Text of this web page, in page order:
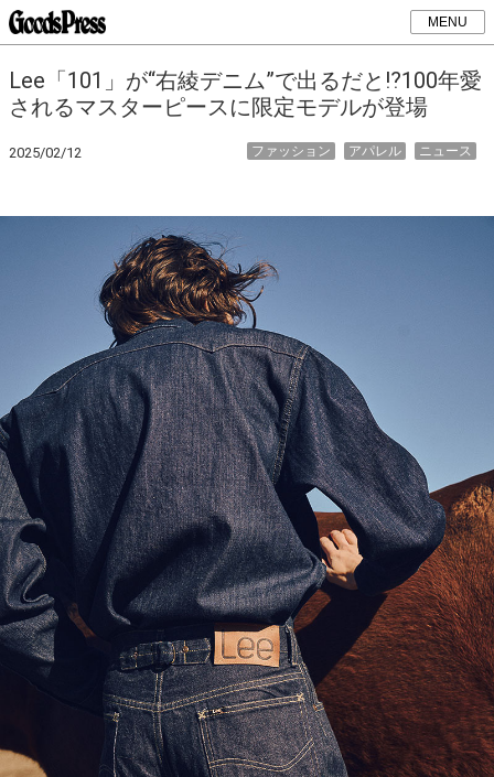
MENU
Lee「101」が“右綾デニム”で出るだと⁉︎100年愛
されるマスターピースに限定モデルが登場
2025/02/12 ニュース
アパレル
ファッション